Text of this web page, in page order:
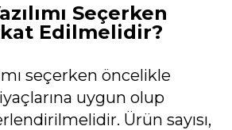
Seçerken
Edilmelidir?
seçerken öncelikle
uygun olup
Ürün sayısı,